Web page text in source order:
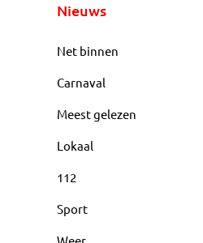
Nieuws
Net binnen
Carnaval
Meest gelezen
Lokaal
112
Sport